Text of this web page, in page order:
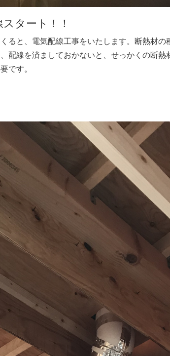
タート！！
ると、電気配線工事をいたします。断熱材
配線を済ましておかないと、せっかくの断熱
です。